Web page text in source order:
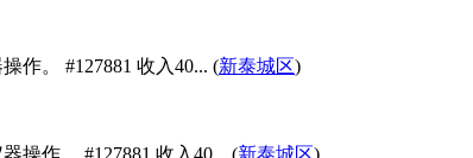
作。 #127881 收入40... (新泰城区)
操作。 #127881 收入40... (新泰城区)